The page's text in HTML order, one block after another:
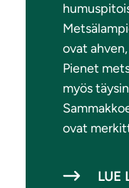
ovat
Pienet
myös
ovat
LUE